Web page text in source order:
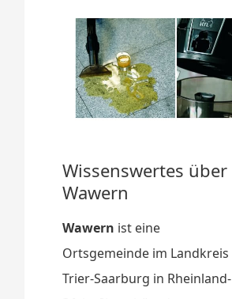
Wissenswertes über
Wawern
Wawern ist eine
Ortsgemeinde im Landkreis
Trier-Saarburg in Rheinland-